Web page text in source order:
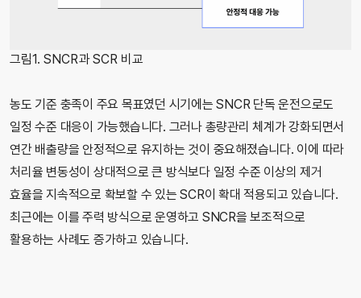
그림1. SNCR과 SCR 비교
농도 기준 충족이 주요 목표였던 시기에는 SNCR 단독 운전으로도
일정 수준 대응이 가능했습니다. 그러나 총량관리 체계가 강화되면서
연간 배출량을 안정적으로 유지하는 것이 중요해졌습니다. 이에 따라
처리율 변동성이 상대적으로 큰 방식보다 일정 수준 이상의 제거
효율을 지속적으로 확보할 수 있는 SCR이 확대 적용되고 있습니다.
최근에는 이를 주력 방식으로 운영하고 SNCR을 보조적으로
활용하는 사례도 증가하고 있습니다.